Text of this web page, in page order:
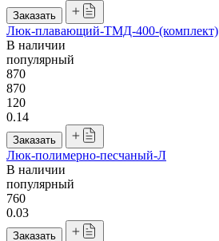
Заказать
Люк-плавающий-ТМД-400-(комплект)
В наличии
популярный
870
870
120
0.14
Заказать
Люк-полимерно-песчаный-Л
В наличии
популярный
760
0.03
Заказать